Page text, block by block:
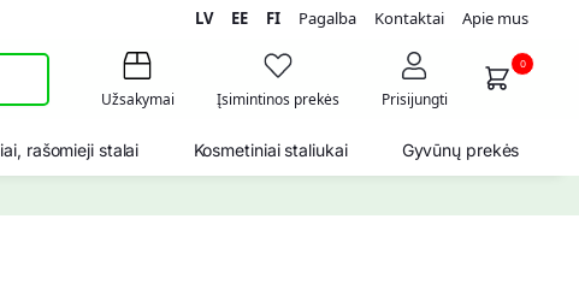
LV EE FI Pagalba Kontaktai Apie mus
Užsakymai Įsimintinos prekės Prisijungti
0
rašomieji stalai Kosmetiniai staliukai Gyvūnų prekės